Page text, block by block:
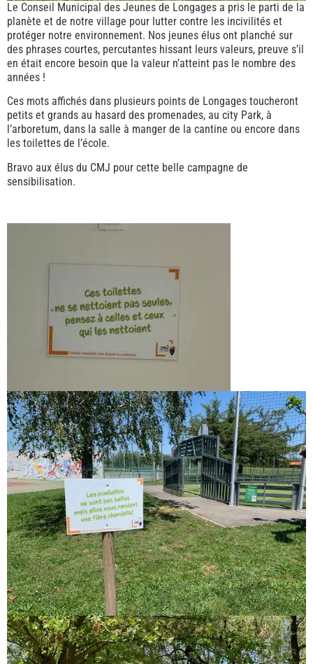
Le Conseil Municipal des Jeunes de Longages a pris le parti de la
planète et de notre village pour lutter contre les incivilités et
protéger notre environnement. Nos jeunes élus ont planché sur
des phrases courtes, percutantes hissant leurs valeurs, preuve s’il
en était encore besoin que la valeur n’atteint pas le nombre des
années !
Ces mots affichés dans plusieurs points de Longages toucheront
petits et grands au hasard des promenades, au city Park, à
l’arboretum, dans la salle à manger de la cantine ou encore dans
les toilettes de l’école.
Bravo aux élus du CMJ pour cette belle campagne de
sensibilisation.